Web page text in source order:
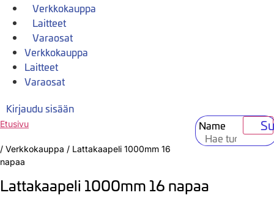
Verkkokauppa
Laitteet
Varaosat
Verkkokauppa
Laitteet
Varaosat
Kirjaudu sisään
Name
Etusivu
/ Verkkokauppa / Lattakaapeli 1000mm 16
napaa
Lattakaapeli 1000mm 16 napaa